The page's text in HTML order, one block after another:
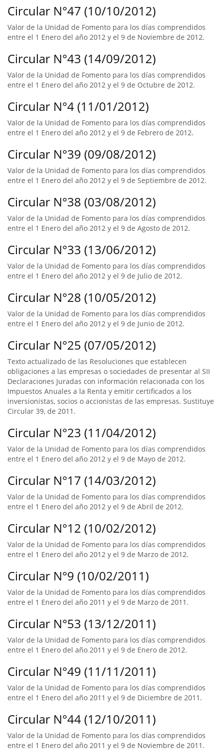
Circular N°47 (10/10/2012)
Valor de la Unidad de Fomento para los días comprendidos
entre el 1 Enero del año 2012 y el 9 de Noviembre de 2012.
Circular N°43 (14/09/2012)
Valor de la Unidad de Fomento para los días comprendidos
entre el 1 Enero del año 2012 y el 9 de Octubre de 2012.
Circular N°4 (11/01/2012)
Valor de la Unidad de Fomento para los días comprendidos
entre el 1 Enero del año 2012 y el 9 de Febrero de 2012.
Circular N°39 (09/08/2012)
Valor de la Unidad de Fomento para los días comprendidos
entre el 1 Enero del año 2012 y el 9 de Septiembre de 2012.
Circular N°38 (03/08/2012)
Valor de la Unidad de Fomento para los días comprendidos
entre el 1 Enero del año 2012 y el 9 de Agosto de 2012.
Circular N°33 (13/06/2012)
Valor de la Unidad de Fomento para los días comprendidos
entre el 1 Enero del año 2012 y el 9 de Julio de 2012.
Circular N°28 (10/05/2012)
Valor de la Unidad de Fomento para los días comprendidos
entre el 1 Enero del año 2012 y el 9 de Junio de 2012.
Circular N°25 (07/05/2012)
Texto actualizado de las Resoluciones que establecen
obligaciones a las empresas o sociedades de presentar al SII
Declaraciones Juradas con información relacionada con los
Impuestos Anuales a la Renta y emitir certificados a los
inversionistas, socios o accionistas de las empresas. Sustituye
Circular 39, de 2011.
Circular N°23 (11/04/2012)
Valor de la Unidad de Fomento para los días comprendidos
entre el 1 Enero del año 2012 y el 9 de Mayo de 2012.
Circular N°17 (14/03/2012)
Valor de la Unidad de Fomento para los días comprendidos
entre el 1 Enero del año 2012 y el 9 de Abril de 2012.
Circular N°12 (10/02/2012)
Valor de la Unidad de Fomento para los días comprendidos
entre el 1 Enero del año 2012 y el 9 de Marzo de 2012.
Circular N°9 (10/02/2011)
Valor de la Unidad de Fomento para los días comprendidos
entre el 1 Enero del año 2011 y el 9 de Marzo de 2011.
Circular N°53 (13/12/2011)
Valor de la Unidad de Fomento para los días comprendidos
entre el 1 Enero del año 2011 y el 9 de Enero de 2012.
Circular N°49 (11/11/2011)
Valor de la Unidad de Fomento para los días comprendidos
entre el 1 Enero del año 2011 y el 9 de Diciembre de 2011.
Circular N°44 (12/10/2011)
Valor de la Unidad de Fomento para los días comprendidos
entre el 1 Enero del año 2011 y el 9 de Noviembre de 2011.